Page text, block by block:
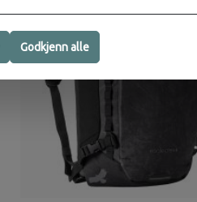
Godkjenn alle